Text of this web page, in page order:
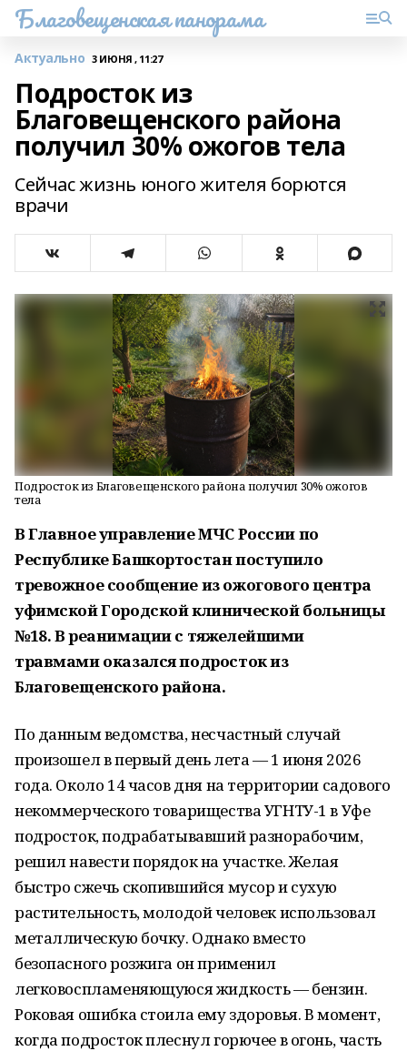
Благовещенская панорама
Актуально 3 ИЮНЯ , 11:27
Подросток из
Благовещенского района
получил 30% ожогов тела
Сейчас жизнь юного жителя борются
врачи
Подросток из Благовещенского района получил 30% ожогов
тела
В Главное управление МЧС России по
Республике Башкортостан поступило
тревожное сообщение из ожогового центра
уфимской Городской клинической больницы
№18. В реанимации с тяжелейшими
травмами оказался подросток из
Благовещенского района.
По данным ведомства, несчастный случай
произошел в первый день лета — 1 июня 2026
года. Около 14 часов дня на территории садового
некоммерческого товарищества УГНТУ-1 в Уфе
подросток, подрабатывавший разнорабочим,
решил навести порядок на участке. Желая
быстро сжечь скопившийся мусор и сухую
растительность, молодой человек использовал
металлическую бочку. Однако вместо
безопасного розжига он применил
легковоспламеняющуюся жидкость — бензин.
Роковая ошибка стоила ему здоровья. В момент,
когда подросток плеснул горючее в огонь, часть